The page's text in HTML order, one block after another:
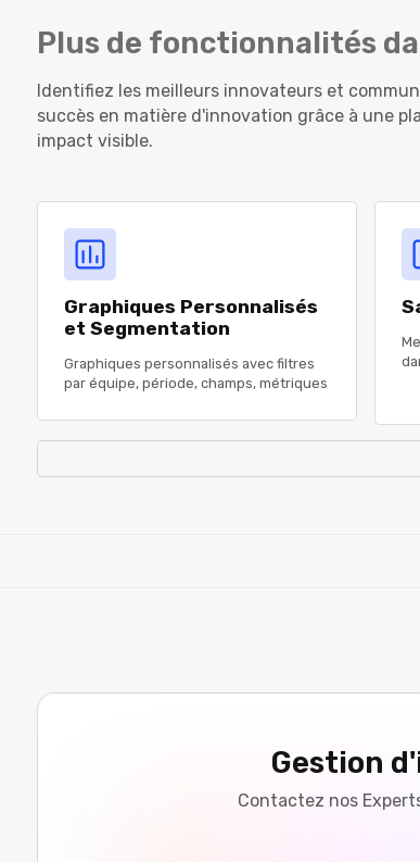
Plus de fonctionnalités
Identifiez les meilleurs innovateurs et
succès en matière d'innovation grâce à une
impact visible.
Graphiques Personnalisés
et Segmentation
Graphiques personnalisés avec filtres
par équipe, période, champs, métriques
Gestion
Contactez nos